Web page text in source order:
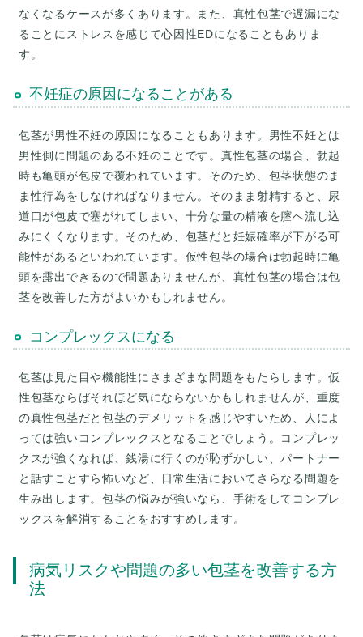
なくなるケースが多くあります。また、真性包茎で遅漏にな
ることにストレスを感じて心因性EDになることもありま
す。
不妊症の原因になることがある
包茎が男性不妊の原因になることもあります。男性不妊とは
男性側に問題のある不妊のことです。真性包茎の場合、勃起
時も亀頭が包皮で覆われています。そのため、包茎状態のま
ま性行為をしなければなりません。そのまま射精すると、尿
道口が包皮で塞がれてしまい、十分な量の精液を膣へ流し込
みにくくなります。そのため、包茎だと妊娠確率が下がる可
能性があるといわれています。仮性包茎の場合は勃起時に亀
頭を露出できるので問題ありませんが、真性包茎の場合は包
茎を改善した方がよいかもしれません。
コンプレックスになる
包茎は見た目や機能性にさまざまな問題をもたらします。仮
性包茎ならばそれほど気にならないかもしれませんが、重度
の真性包茎だと包茎のデメリットを感じやすいため、人によ
っては強いコンプレックスとなることでしょう。コンプレッ
クスが強くなれば、銭湯に行くのが恥ずかしい、パートナー
と話すことすら怖いなど、日常生活においてさらなる問題を
生み出します。包茎の悩みが強いなら、手術をしてコンプレ
ックスを解消することをおすすめします。
病気リスクや問題の多い包茎を改善する方
法